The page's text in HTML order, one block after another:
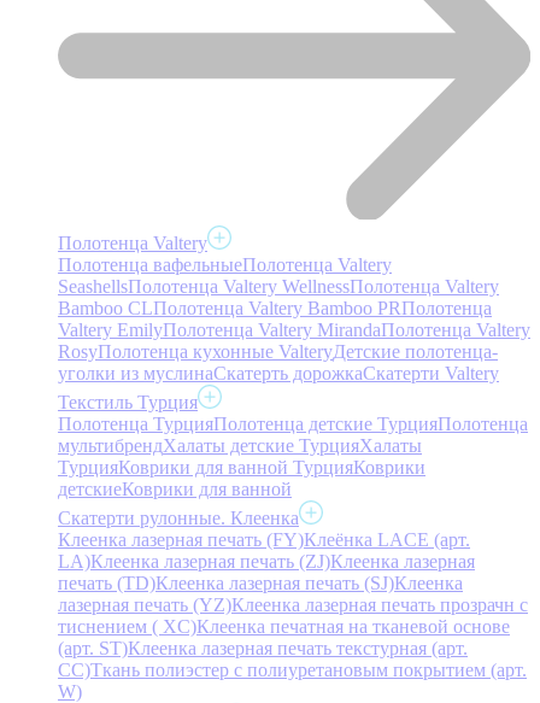
Полотенца Valtery
Полотенца вафельныеПолотенца Valtery
SeashellsПолотенца Valtery WellnessПолотенца Valtery
Bamboo CLПолотенца Valtery Bamboo PRПолотенца
Valtery EmilyПолотенца Valtery MirandaПолотенца Valtery
RosyПолотенца кухонные ValteryДетские полотенца-
уголки из муслинаСкатерть дорожкаСкатерти Valtery
Текстиль Турция
Полотенца ТурцияПолотенца детские ТурцияПолотенца
мультибрендХалаты детские ТурцияХалаты
ТурцияКоврики для ванной ТурцияКоврики
детскиеКоврики для ванной
Скатерти рулонные. Клеенка
Клеенка лазерная печать (FY)Клеёнка LACE (арт.
LA)Клеенка лазерная печать (ZJ)Клеенка лазерная
печать (TD)Клеенка лазерная печать (SJ)Клеенка
лазерная печать (YZ)Клеенка лазерная печать прозрачн с
тиснением ( XC)Клеенка печатная на тканевой основе
(арт. ST)Клеенка лазерная печать текстурная (арт.
CC)Ткань полиэстер с полиуретановым покрытием (арт.
W)